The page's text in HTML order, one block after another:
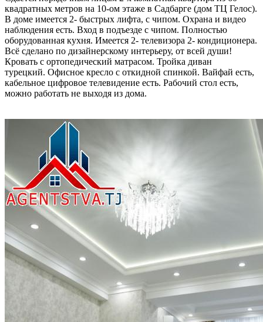
квадратных метров на 10-ом этаже в Садбарге (дом ТЦ Гелос).
В доме имеется 2- быстрых лифта, с чипом. Охрана и видео
наблюдения есть. Вход в подъезде с чипом. Полностью
оборудованная кухня. Имеется 2- телевизора 2- кондиционера.
Всё сделано по дизайнерскому интерьеру, от всей души!
Кровать с ортопедический матрасом. Тройка диван
турецкий. Офисное кресло с откидной спинкой. Вайфай есть,
кабельное цифровое телевидение есть. Рабочий стол есть,
можно работать не выходя из дома.